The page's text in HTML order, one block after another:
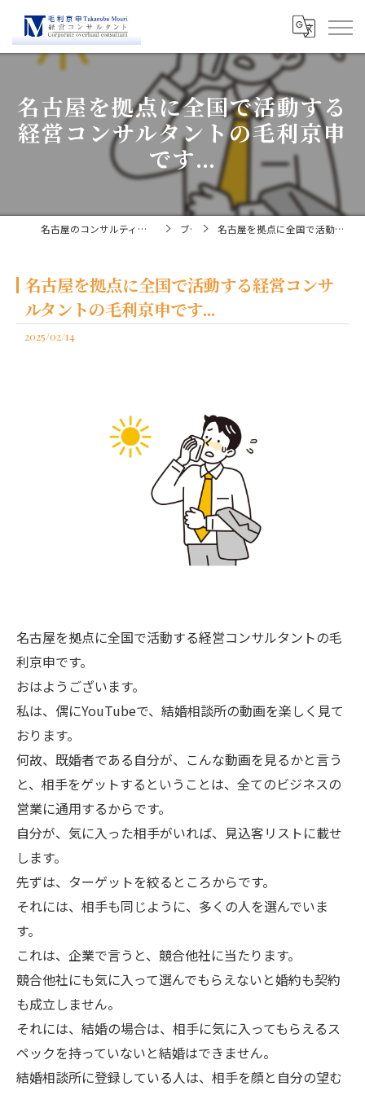
名古屋を拠点に全国で活動する
経営コンサルタントの毛利京申
です...
名古屋のコンサルティングなら経営コンサルタント毛利京申 ブログ 名古屋を拠点に全国で活動する経営コンサルタントの毛利京申です...
名古屋を拠点に全国で活動する経営コンサ
ルタントの毛利京申です...
2025/02/14
名古屋を拠点に全国で活動する経営コンサルタントの毛
利京申です。
おはようございます。
私は、偶にYouTubeで、結婚相談所の動画を楽しく見て
おります。
何故、既婚者である自分が、こんな動画を見るかと言う
と、相手をゲットするということは、全てのビジネスの
営業に通用するからです。
自分が、気に入った相手がいれば、見込客リストに載せ
します。
先ずは、ターゲットを絞るところからです。
それには、相手も同じように、多くの人を選んでいま
す。
これは、企業で言うと、競合他社に当たります。
競合他社にも気に入って選んでもらえないと婚約も契約
も成立しません。
それには、結婚の場合は、相手に気に入ってもらえるス
ペックを持っていないと結婚はできません。
結婚相談所に登録している人は、相手を顔と自分の望む